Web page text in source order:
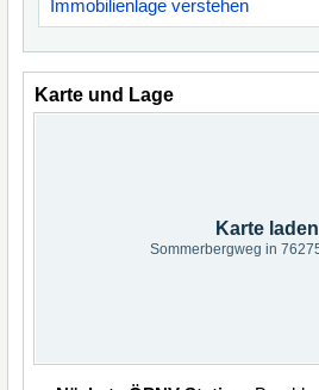
Immobilienlage verstehen
Karte und Lage
Karte laden
Sommerbergweg in